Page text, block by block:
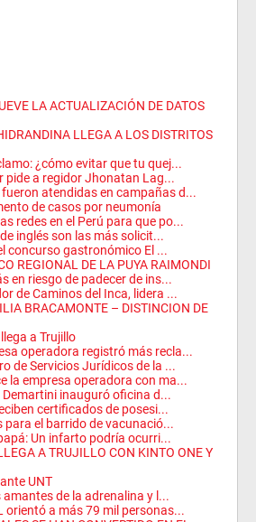
LA ACTUALIZACIÓN DE DATOS
LLEGA A LOS DISTRITOS
¿cómo evitar que tu quej...
pide a regidor Jhonatan Lag...
atendidas en campañas d...
de casos por neumonía
redes en el Perú para que po...
inglés son las más solicit...
concurso gastronómico El ...
REGIONAL DE LA PUYA RAIMONDI
en riesgo de padecer de ins...
de Caminos del Inca, lidera ...
BRACAMONTE – DISTINCION DE
a Trujillo
operadora registró más recla...
de Servicios Jurídicos de la ...
la empresa operadora con ma...
inauguró oficina d...
certificados de posesi...
para el barrido de vacunació...
Un infarto podría ocurri...
A TRUJILLO CON KINTO ONE Y
UNT
amantes de la adrenalina y l...
orientó a más 79 mil personas...